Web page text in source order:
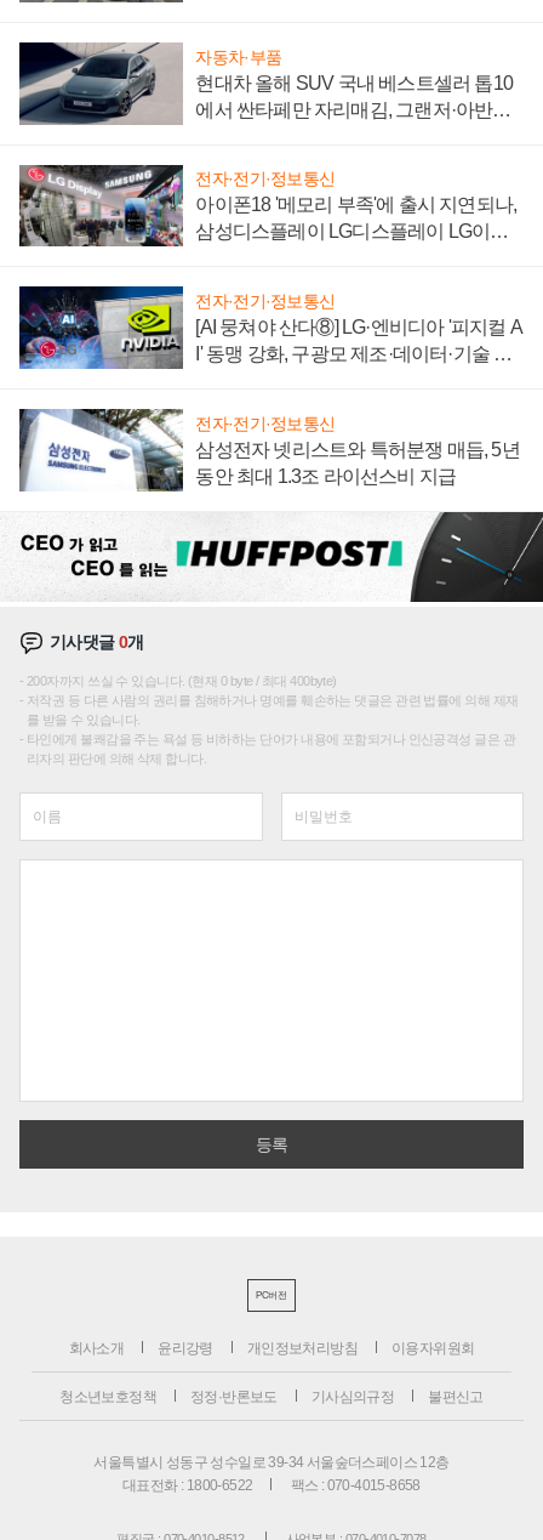
자동차·부품
현대차 올해 SUV 국내 베스트셀러 톱10
에서 싼타페만 자리매김, 그랜저·아반떼
전자·전기·정보통신
아이폰18 '메모리 부족'에 출시 지연되나,
삼성디스플레이 LG디스플레이 LG이노
전자·전기·정보통신
[AI 뭉쳐야 산다⑧] LG·엔비디아 '피지컬 A
I' 동맹 강화, 구광모 제조·데이터·기술 결
전자·전기·정보통신
삼성전자 넷리스트와 특허분쟁 매듭, 5년
동안 최대 1.3조 라이선스비 지급
기사댓글0개
200자까지 쓰실 수 있습니다. (현재 0 byte / 최대 400byte)
저작권 등 다른 사람의 권리를 침해하거나 명예를 훼손하는 댓글은 관련 법률에 의해 제재
를 받을 수 있습니다.
타인에게 불쾌감을 주는 욕설 등 비하하는 단어가 내용에 포함되거나 인신공격성 글은 관
리자의 판단에 의해 삭제 합니다.
PC버전
회사소개 윤리강령 개인정보처리방침 이용자위원회
청소년보호정책 정정·반론보도 기사심의규정 불편신고
서울특별시 성동구 성수일로 39-34 서울숲더스페이스 12층
대표전화 : 1800-6522
팩스 : 070-4015-8658